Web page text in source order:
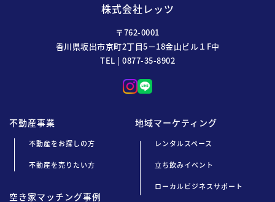
株式会社レッツ
〒762-0001
香川県坂出市京町2丁目5－18金山ビル１F中
TEL | 0877-35-8902
不動産事業
不動産をお探しの方
不動産を売りたい方
空き家マッチング事例
地域マーケティング
レンタルスペース
立ち飲みイベント
ローカルビジネスサポート